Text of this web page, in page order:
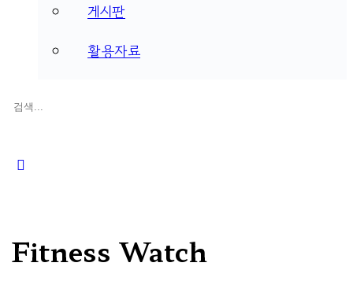
게시판
활용자료
검
Fitness Watch